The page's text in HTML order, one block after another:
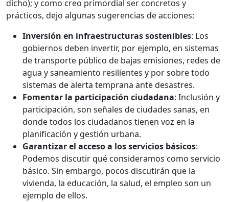
dicho); y como creo primordial ser concretos y
prácticos, dejo algunas sugerencias de acciones:
Inversión en infraestructuras sostenibles: Los
gobiernos deben invertir, por ejemplo, en sistemas
de transporte público de bajas emisiones, redes de
agua y saneamiento resilientes y por sobre todo
sistemas de alerta temprana ante desastres.
Fomentar la participación ciudadana: Inclusión y
participación, son señales de ciudades sanas, en
donde todos los ciudadanos tienen voz en la
planificación y gestión urbana.
Garantizar el acceso a los servicios básicos:
Podemos discutir qué consideramos como servicio
básico. Sin embargo, pocos discutirán que la
vivienda, la educación, la salud, el empleo son un
ejemplo de ellos.